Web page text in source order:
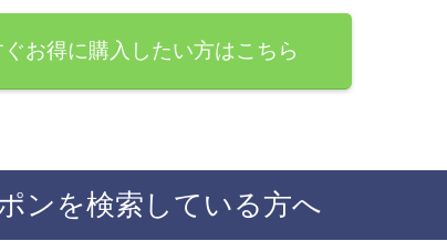
お得に購入したい方はこちら
ンを検索している方へ